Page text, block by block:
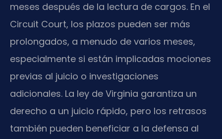
meses después de la lectura de cargos. En el
Circuit Court, los plazos pueden ser más
prolongados, a menudo de varios meses,
especialmente si están implicadas mociones
previas al juicio o investigaciones
adicionales. La ley de Virginia garantiza un
derecho a un juicio rápido, pero los retrasos
también pueden beneficiar a la defensa al